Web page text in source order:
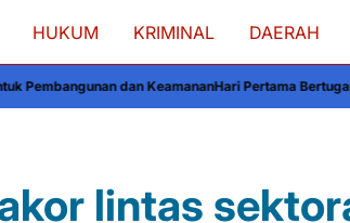
HUKUM KRIMINAL DAERAH
KeamananHari Pertama Bertugas, Kabagbinkar
lintas